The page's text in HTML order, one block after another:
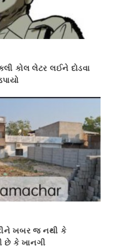
કોલ લેટર લઈને દોડવા
ખબર જ નથી કે
છે કે ખાનગી